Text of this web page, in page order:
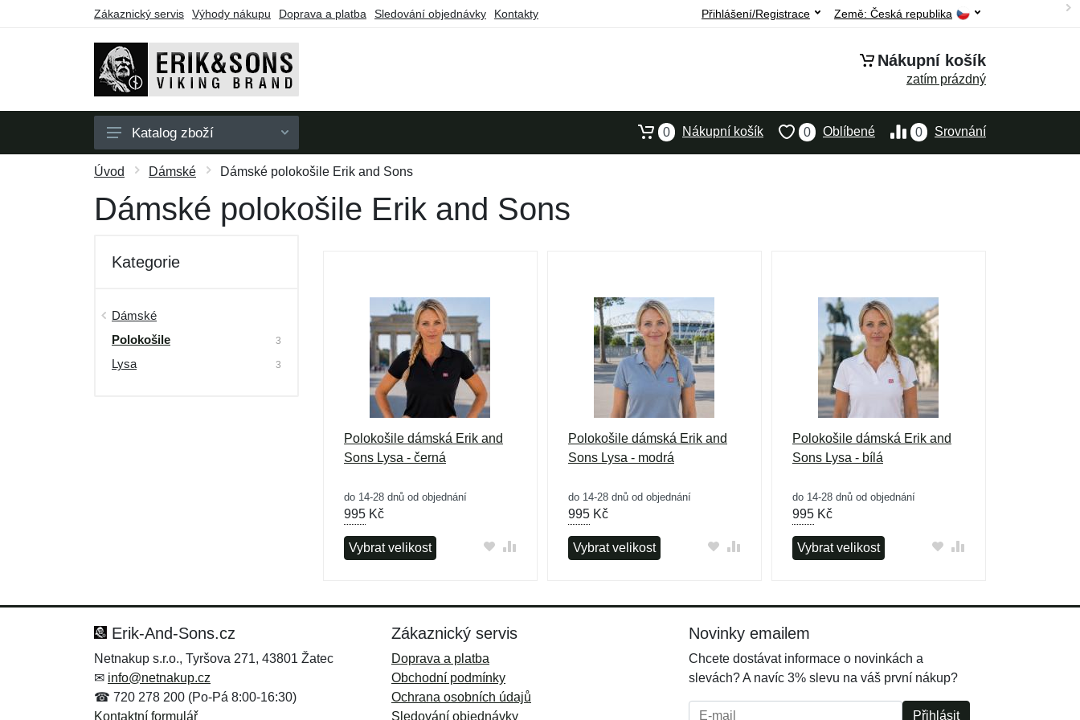
Zákaznický servis Výhody nákupu Doprava a platba Sledování objednávky Kontakty Země: Česká republika
Přihlášení/Registrace
Nákupní košík
zatím prázdný
Pánské
Dámské
Dárkové poukazy
Katalog zboží 0 Srovnání
0 Oblíbené
0 Nákupní košík
Úvod Dámské Dámské polokošile Erik and Sons
Dámské polokošile Erik and Sons
Kategorie
Dámské
Polokošile
3
Lysa 3
Polokošile dámská Erik and
Sons Lysa - černá
do 14-28 dnů od objednání
995 Kč
Vybrat velikost
Polokošile dámská Erik and
Sons Lysa - modrá
do 14-28 dnů od objednání
995Kč
Vybrat velikost
Polokošile dámská Erik and
Sons Lysa - bílá
do 14-28 dnů od objednání
995Kč
Vybrat velikost
Erik-And-Sons.cz
Netnakup s.r.o., Tyršova 271, 43801 Žatec
✉ info@netnakup.cz
☎ 720 278 200 (Po-Pá 8:00-16:30)
Kontaktní formulář
Zákaznický servis
Doprava a platba
Obchodní podmínky
Ochrana osobních údajů
Sledování objednávky
Novinky emailem
Chcete dostávat informace o novinkách a
slevách? A navíc 3% slevu na váš první nákup?
E-mail: Přihlásit